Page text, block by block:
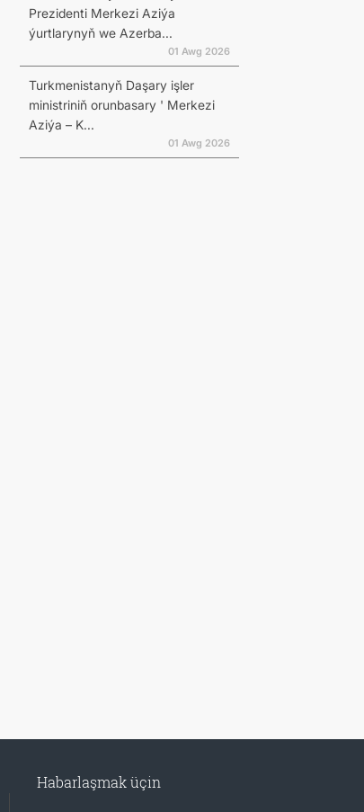
Prezidenti Merkezi Aziýa
ýurtlarynyň we Azerba...
01 Awg 2026
Turkmenistanyň Daşary işler
ministriniň orunbasary ' Merkezi
Aziýa – K...
01 Awg 2026
Habarlaşmak üçin